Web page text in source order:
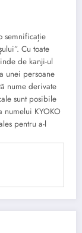
semnificație
Cu toate
de kanji-ul
unei persoane
nume derivate
sunt posibile
KYOKO
pentru a-l